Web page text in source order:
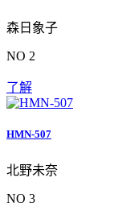
森日象子
NO 2
了解
HMN-507
北野未奈
NO 3